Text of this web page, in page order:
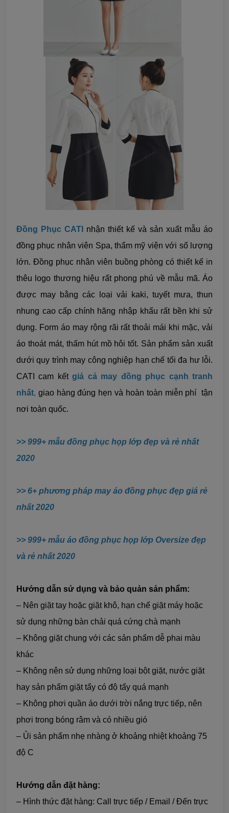
Đồng Phục CATI
nhận thiết kế và sản xuất mẫu áo
đồng phục nhân viên Spa, thẩm mỹ viện với số lượng
lớn. Đồng phục nhân viên buồng phòng có thiết kế in
thêu logo thương hiệu rất phong phú về mẫu mã. Áo
được may bằng các loại vải kaki, tuyết mưa, thun
nhung cao cấp chính hãng nhập khẩu rất bền khi sử
dụng. Form áo may rộng rãi rất thoải mái khi mặc, vải
áo thoát mát, thấm hút mồ hôi tốt. Sản phẩm sản xuất
dưới quy trình may công nghiệp hạn chế tối đa hư lỗi.
CATI cam kếtgiá cả may đồng phục cạnh tranh
nhất, giao hàng đúng hẹn và hoàn toàn miễn phí tận
nơi toàn quốc.
>> 999+ mẫu đồng phục họp lớp đẹp và rẻ nhất
2020
>> 6+ phương pháp may áo đồng phục đẹp giá rẻ
nhất 2020
>> 999+ mẫu áo đồng phục họp lớp Oversize đẹp
và rẻ nhất 2020
Hướng dẫn sử dụng và bảo quản sản phẩm:
– Nên giặt tay hoặc giặt khô, hạn chế giặt máy hoặc
sử dụng những bàn chải quá cứng chà mạnh
– Không giặt chung với các sản phẩm dễ phai màu
khác
– Không nên sử dụng những loại bột giặt, nước giặt
hay sản phẩm giặt tẩy có độ tẩy quá mạnh
– Không phơi quần áo dưới trời nắng trực tiếp, nên
phơi trong bóng râm và có nhiều gió
– Ủi sản phẩm nhẹ nhàng ở khoảng nhiệt khoảng 75
độ C
Hướng dẫn đặt hàng:
– Hình thức đặt hàng: Call trực tiếp / Email / Đến trực